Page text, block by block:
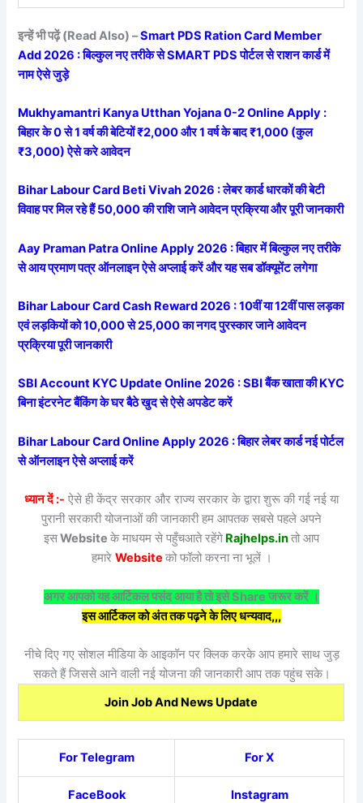
इन्हें भी पढ़ें (Read Also) –Smart PDS Ration Card Member
Add 2026 : बिल्कुल नए तरीके से SMART PDS पोर्टल से राशन कार्ड में
नाम ऐसे जुड़े
Mukhyamantri Kanya Utthan Yojana 0-2 Online Apply :
बिहार के 0 से 1 वर्ष की बेटियों ₹2,000 और 1 वर्ष के बाद ₹1,000 (कुल
₹3,000) ऐसे करे आवेदन
Bihar Labour Card Beti Vivah 2026 : लेबर कार्ड धारकों की बेटी
विवाह पर मिल रहे हैं 50,000 की राशि जाने आवेदन प्रक्रिया और पूरी जानकारी
Aay Praman Patra Online Apply 2026 : बिहार में बिल्कुल नए तरीके
से आय प्रमाण पत्र ऑनलाइन ऐसे अप्लाई करें और यह सब डॉक्यूमेंट लगेगा
Bihar Labour Card Cash Reward 2026 : 10वीं या 12वीं पास लड़का
एवं लड़कियों को 10,000 से 25,000 का नगद पुरस्कार जाने आवेदन
प्रक्रिया पूरी जानकारी
SBI Account KYC Update Online 2026 : SBI बैंक खाता की KYC
बिना इंटरनेट बैंकिंग के घर बैठे खुद से ऐसे अपडेट करें
Bihar Labour Card Online Apply 2026 : बिहार लेबर कार्ड नई पोर्टल
से ऑनलाइन ऐसे अप्लाई करें
ध्यान दें :- ऐसे ही केंद्र सरकार और राज्य सरकार के द्वारा शुरू की गई नई या
पुरानी सरकारी योजनाओं की जानकारी हम आपतक सबसे पहले अपने
इसWebsite के माधयम से पहुँचआते रहेंगे Rajhelps.inतो आप
हमारे Website को फॉलो करना ना भूलें ।
अगर आपको यह आर्टिकल पसंद आया है तो इसे Share जरूर करें ।
इस आर्टिकल को अंत तक पढ़ने के लिए धन्यवाद,,,
नीचे दिए गए सोशल मीडिया के आइकॉन पर क्लिक करके आप हमारे साथ जुड़
सकते हैं जिससे आने वाली नई योजना की जानकारी आप तक पहुंच सके।
Join Job And News Update
For Telegram For X
FaceBook Instagram